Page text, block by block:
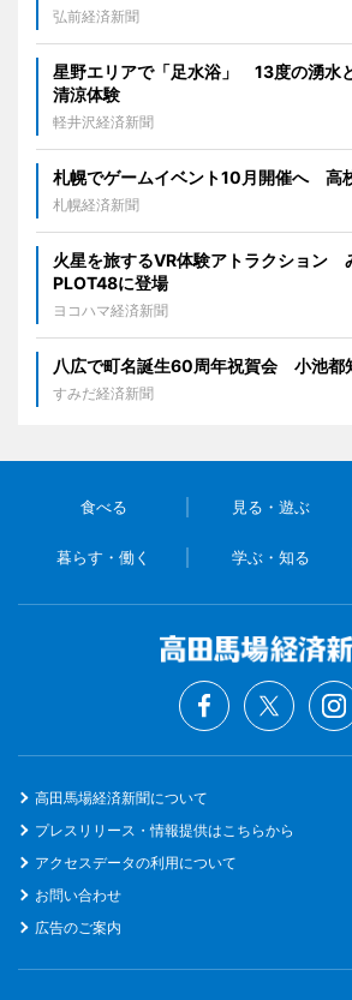
弘前経済新聞
星野エリアで「足水浴」 13度の湧水
清涼体験
軽井沢経済新聞
札幌でゲームイベント10月開催へ 高
札幌経済新聞
火星を旅するVR体験アトラクション
PLOT48に登場
ヨコハマ経済新聞
八広で町名誕生60周年祝賀会 小池都
すみだ経済新聞
食べる 見る・遊ぶ
暮らす・働く 学ぶ・知る
高田馬場経済新聞について
プレスリリース・情報提供はこちらから
アクセスデータの利用について
お問い合わせ
広告のご案内